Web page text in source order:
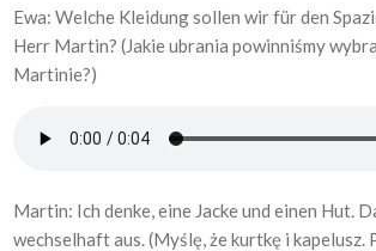
Ewa: Welche Kleidung sollen wir für den
Herr Martin? (Jakie ubrania powinniśmy
Martinie?)
Martin: Ich denke, eine Jacke und einen Hut.
wechselhaft aus. (Myślę, że kurtkę i kapelusz.